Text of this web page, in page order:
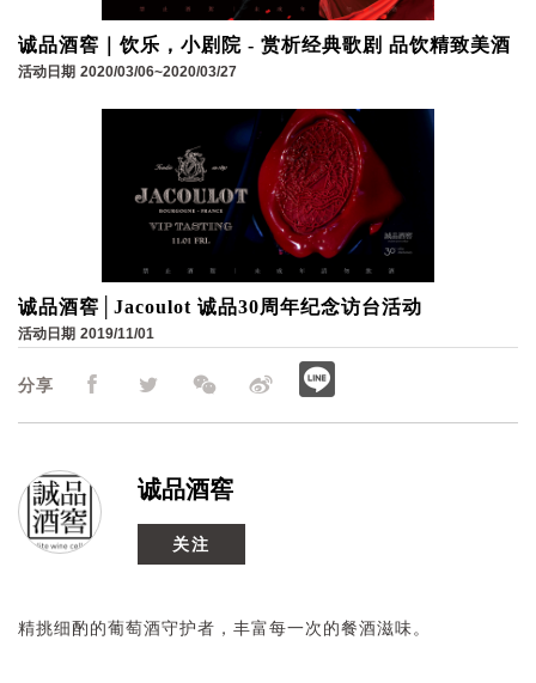
分享
诚品酒窖
关注
精挑细酌的葡萄酒守护者，丰富每一次的餐酒滋味。
诚品酒窖｜饮乐，小剧院 - 赏析经典歌剧 品饮精致美酒
活动日期 2020/03/06~2020/03/27
诚品酒窖│Jacoulot 诚品30周年纪念访台活动
活动日期 2019/11/01